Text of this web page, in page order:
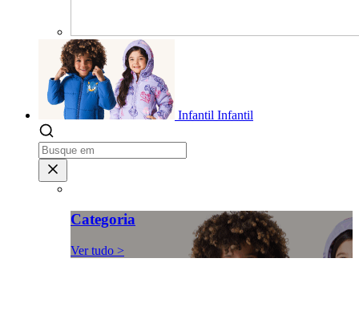
Infantil Infantil
Categoria
Ver tudo >